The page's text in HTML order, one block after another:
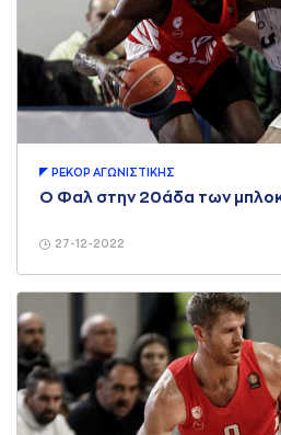
27-12-2022
ΡΕΚΟΡ AΓΩΝΙΣΤΙΚΗΣ
Ο Φαλ στην 20άδα των